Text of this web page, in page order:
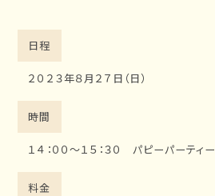
日程
２０２３年８月２７日（日）
時間
１４：００～１５：３０ パピーパーティー
料金